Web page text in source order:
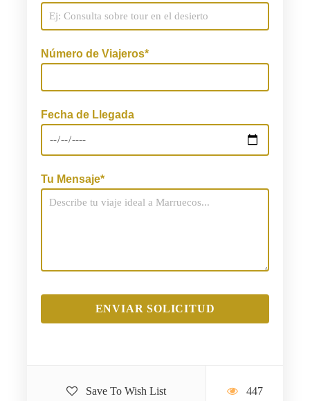
Número de Viajeros*
Fecha de Llegada
Tu Mensaje*
Save To Wish List 447